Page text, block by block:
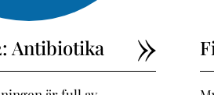
Antibiotika